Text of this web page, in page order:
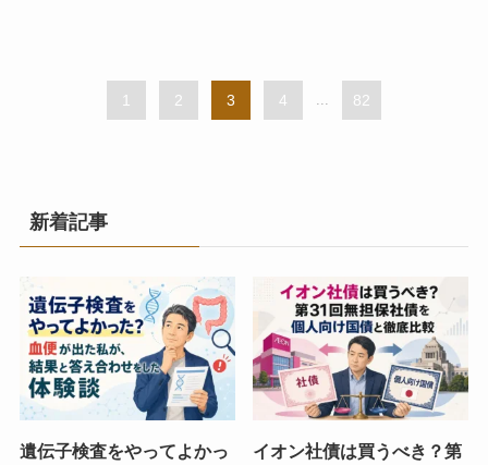
1 2 3 4 ... 82
新着記事
遺伝子検査をやってよかっ
イオン社債は買うべき？第